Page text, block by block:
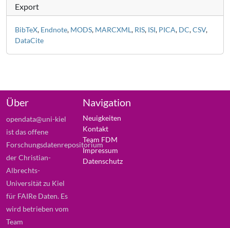
Export
BibTeX, Endnote, MODS, MARCXML, RIS, ISI, PICA, DC,CSV,
DataCite
Über
opendata@uni-kiel
ist das offene
Forschungsdatenrepositorium
der Christian-
Albrechts-
Universität zu Kiel
für FAIRe Daten. Es
wird betrieben vom
Team
Navigation
Neuigkeiten
Kontakt
Team FDM
Impressum
Datenschutz